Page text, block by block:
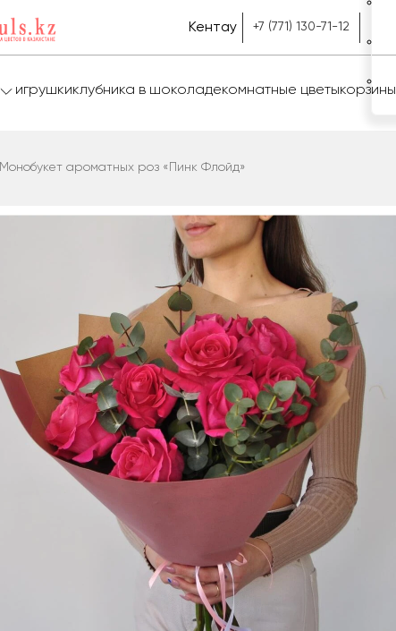
Кентау +7 (771) 130-71-12
игрушкиклубника в шоколадекомнатные цветыкорзины
Монобукет ароматных роз «Пинк Флойд»